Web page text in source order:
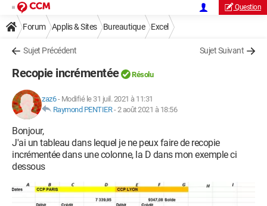
Question
Forum Applis & Sites Bureautique Excel
Sujet Précédent Sujet Suivant
Recopie incrémentée Résolu
zaz6- Modifié le 31 juil. 2021 à 11:31
Raymond PENTIER-2 août 2021 à 18:56
Bonjour,
J'ai un tableau dans lequel je ne peux faire de recopie
incrémentée dans une colonne, la D dans mon exemple ci
dessous